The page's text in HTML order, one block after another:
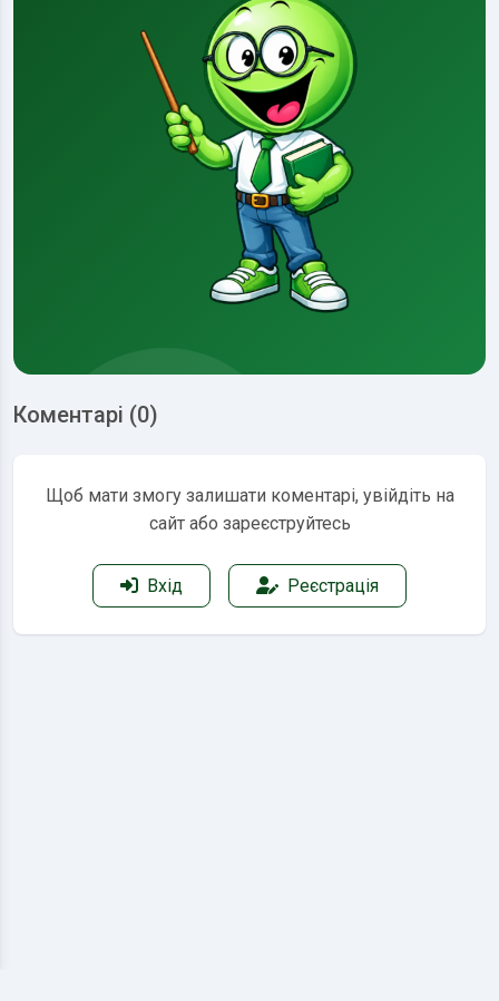
Коментарі (0)
Щоб мати змогу залишати коментарі, увійдіть на
сайт або зареєструйтесь
Вхід Реєстрація